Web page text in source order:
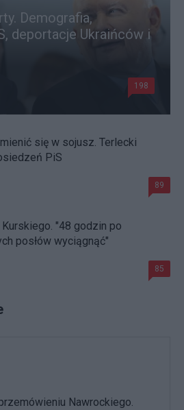
Demografia,
deportacje Ukraińców i
198
się w sojusz. Terlecki
PiS
89
"48 godzin po
posłów wyciągnąć"
85
Nawrockiego.